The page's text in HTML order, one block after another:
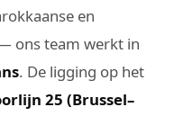
en
ons team werkt in
. De ligging op het
25 (Brussel–